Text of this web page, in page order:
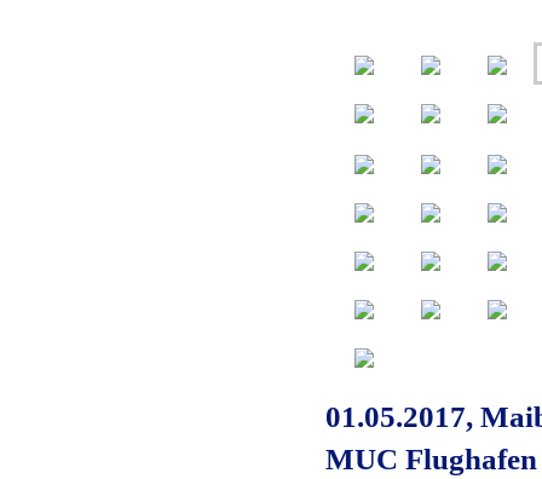
01.05.2017,
MUC Flughafen